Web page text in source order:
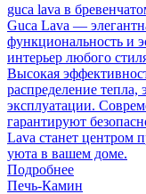
guca lava в
Guca Lava —
функциональность и
интерьер любого
Высокая
распределение тепла,
эксплуатации.
гарантируют
Lava станет центром
уюта в вашем доме.
Подробнее
Печь-Камин